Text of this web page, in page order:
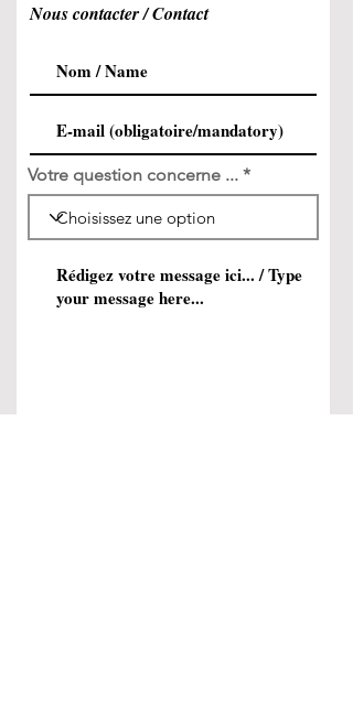
Nous contacter / Contact
Votre question concerne ...